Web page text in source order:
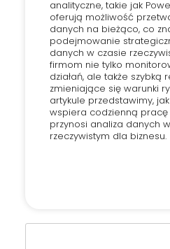
analityczne, takie jak
oferują możliwość
danych na bieżąco, co
podejmowanie
danych w czasie
firmom nie tylko
działań, ale także szybką
zmieniające się warunki
artykule przedstawimy,
wspiera codzienną pracę
przynosi analiza danych
rzeczywistym dla biznesu.